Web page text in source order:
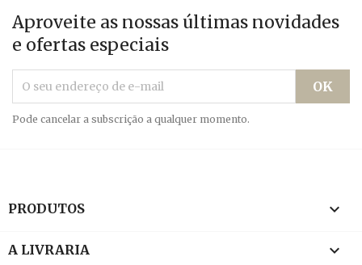
Aproveite as nossas últimas novidades
e ofertas especiais
Pode cancelar a subscrição a qualquer momento.
PRODUTOS 
A LIVRARIA 